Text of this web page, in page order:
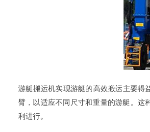
游艇搬运机实现游艇的高效搬运主要得
臂，以适应不同尺寸和重量的游艇。这
利进行。